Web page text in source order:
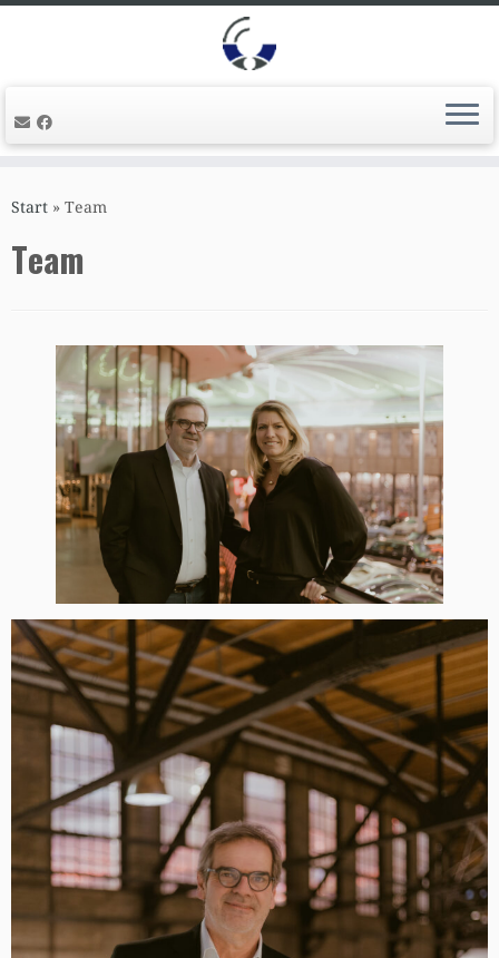
Inhalt
Start » Team
Team